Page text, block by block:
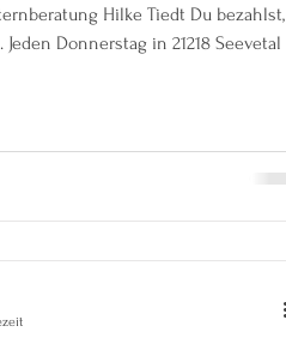
Hilke Tiedt Du bezahlst,
Donnerstag in 21218 Seevetal